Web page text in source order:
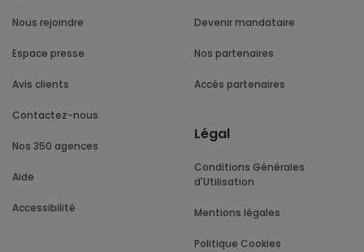
Nous rejoindre
Espace presse
Avis clients
Contactez-nous
Nos 350 agences
Aide
Accessibilité
Devenir mandataire
Nos partenaires
Accès partenaires
Légal
Conditions Générales
d'Utilisation
Mentions légales
Politique Cookies